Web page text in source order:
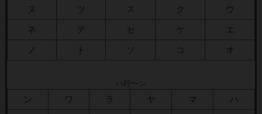
ヌ ツ ス ク ウ
ネ テ セ ケ エ
ノ ト ソ コ オ
ハ行〜ン
ン ワ ラ ヤ マ ハ